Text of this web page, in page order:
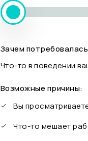
Зачем
Что-то в поведении
Возможные причины:
Вы
Что-то мешает